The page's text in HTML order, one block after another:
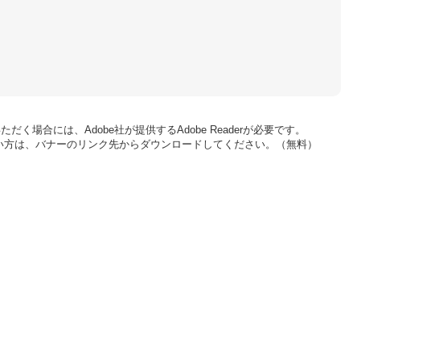
だく場合には、Adobe社が提供するAdobe Readerが必要です。
は、バナーのリンク先からダウンロードしてください。（無料）